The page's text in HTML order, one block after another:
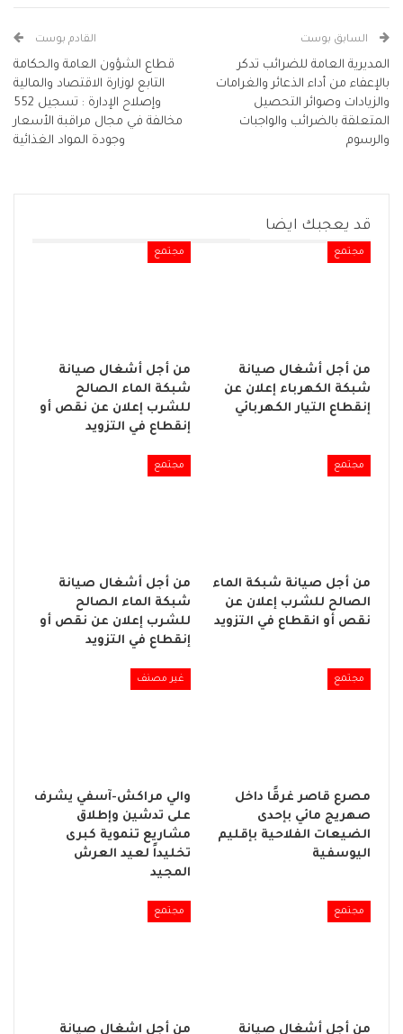
السابق بوست
المديرية العامة للضرائب تدكر
بالإعفاء من أداء الذعائر والغرامات
والزيادات وصوائر التحصيل
المتعلقة بالضرائب والواجبات
والرسوم
القادم بوست
قطاع الشؤون العامة والحكامة
التابع لوزارة الاقتصاد والمالية
وإصلاح الإدارة : تسجيل 552
مخالفة في مجال مراقبة الأسعار
وجودة المواد الغذائية
قد يعجبك ايضا
مجتمع
من أجل أشغال صيانة
شبكة الكهرباء إعلان عن
إنقطاع التيار الكهربائي
مجتمع
من أجل أشغال صيانة
شبكة الماء الصالح
للشرب إعلان عن نقص أو
إنقطاع في التزويد
مجتمع
من أجل صيانة شبكة الماء
الصالح للشرب إعلان عن
نقص أو انقطاع في التزويد
مجتمع
من أجل أشغال صيانة
شبكة الماء الصالح
للشرب إعلان عن نقص أو
إنقطاع في التزويد
مجتمع
مصرع قاصر غرقًا داخل
صهريج مائي بإحدى
الضيعات الفلاحية بإقليم
اليوسفية
غير مصنف
والي مراكش-آسفي يشرف
على تدشين وإطلاق
مشاريع تنموية كبرى
تخليداً لعيد العرش
المجيد
مجتمع
من أجل أشغال صيانة
مجتمع
من أجل اشغال صيانة